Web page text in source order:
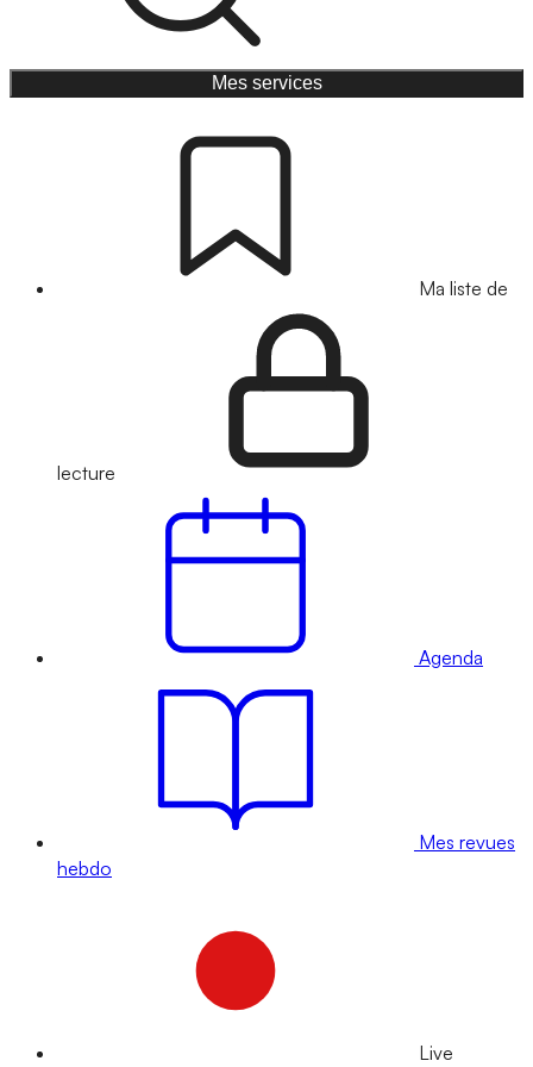
Mes services
Ma liste de
lecture
Agenda
Mes revues
hebdo
Live